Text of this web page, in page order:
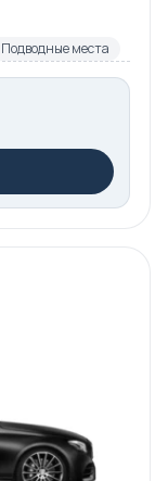
Подводные места